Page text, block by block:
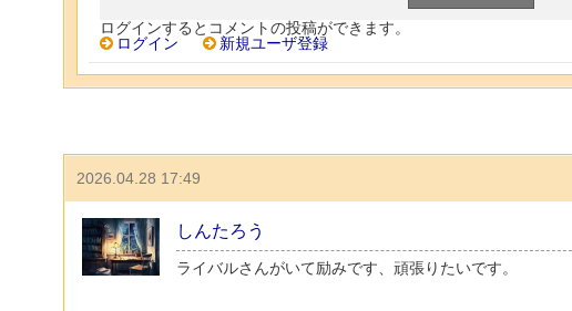
ログインするとコメントの投稿ができます。
ログイン
新規ユーザ登録
2026.04.28 17:49
しんたろう
ライバルさんがいて励みです、頑張りたいです。